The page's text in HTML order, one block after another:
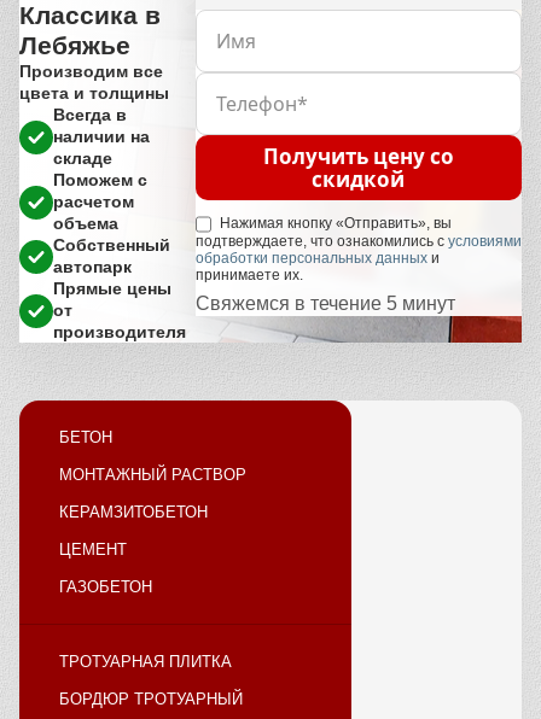
Классика в
Лебяжье
Производим все
цвета и толщины
Всегда в
наличии на
складе
Поможем с
расчетом
объема
Собственный
автопарк
Прямые цены
от
производителя
Получить цену со
скидкой
Нажимая кнопку «Отправить», вы
подтверждаете, что ознакомились с условиями
обработки персональных данныхи
принимаете их.
Свяжемся в течение 5 минут
БЕТОН
МОНТАЖНЫЙ РАСТВОР
КЕРАМЗИТОБЕТОН
ЦЕМЕНТ
ГАЗОБЕТОН
ТРОТУАРНАЯ ПЛИТКА
БОРДЮР ТРОТУАРНЫЙ